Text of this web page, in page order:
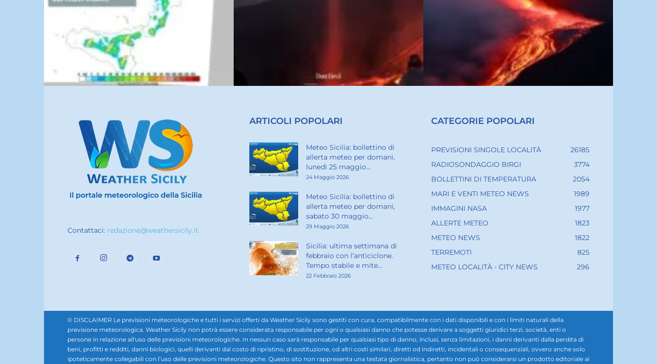
Contattaci: redazione@weathersicily.it
ARTICOLI POPOLARI
Meteo Sicilia: bollettino di
allerta meteo per domani,
lunedì 25 maggio...
24 Maggio 2026
Meteo Sicilia: bollettino di
allerta meteo per domani,
sabato 30 maggio...
29 Maggio 2026
Sicilia: ultima settimana di
febbraio con l’anticiclone.
Tempo stabile e mite...
22 Febbraio 2026
CATEGORIE POPOLARI
PREVISIONI SINGOLE LOCALITÀ
26185
RADIOSONDAGGIO BIRGI
3774
BOLLETTINI DI TEMPERATURA
2054
MARI E VENTI METEO NEWS
1989
IMMAGINI NASA
1977
ALLERTE METEO
1823
METEO NEWS
1822
TERREMOTI
825
METEO LOCALITÀ - CITY NEWS
296
© DISCLAIMER Le previsioni meteorologiche e tutti i servizi offerti da Weather Sicily sono gestiti con cura, compatibilmente con i dati disponibili e con i limiti naturali della
previsione meteorologica. Weather Sicily non potrà essere considerata responsabile per ogni o qualsiasi danno che potesse derivare a soggetti giuridici terzi, società, enti o
persone in relazione all'uso delle previsioni meteorologiche. In nessun caso sarà responsabile per qualsiasi tipo di danno, inclusi, senza limitazioni, i danni derivanti dalla perdita di
beni, profitti e redditi, danni biologici, quelli derivanti dal costo di ripristino, di sostituzione, od altri costi similari, diretti od indiretti, incidentali o consequenziali, ovvero anche solo
ipoteticamente collegabili con l’uso delle previsioni meteorologiche. Questo sito non rappresenta una testata giornalistica, pertanto non può considerarsi un prodotto editoriale ai